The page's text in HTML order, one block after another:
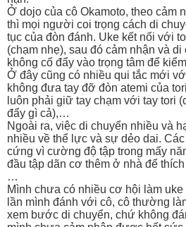
Ở dojo của cô Okamoto, theo cảm
thì mọi người coi trọng cách di
tục của đòn đánh. Uke kết nối với
(chạm nhẹ), sau đó cảm nhận và
không cố đẩy vào trọng tâm để
Ở đây cũng có nhiều qui tắc mới
không đưa tay đỡ đòn atemi của
luôn phải giữ tay chạm với tay tori
đẩy gì cả),…
Ngoài ra, việc di chuyển nhiều và
nhiều về thể lực và sự dẻo dai.
cứng vì cường độ tập trong mấy
đầu tập dãn cơ thêm ở nhà để
…
Mình chưa có nhiều cơ hội làm
lần mình đánh với cô, cô thường
xem bước di chuyển, chứ không